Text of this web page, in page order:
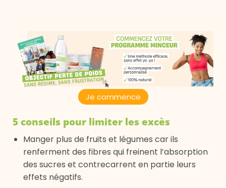
Je commence
5 conseils pour limiter les excès
Manger plus de fruits et légumes car ils
renferment des fibres qui freinent l’absorption
des sucres et contrecarrent en partie leurs
effets négatifs.